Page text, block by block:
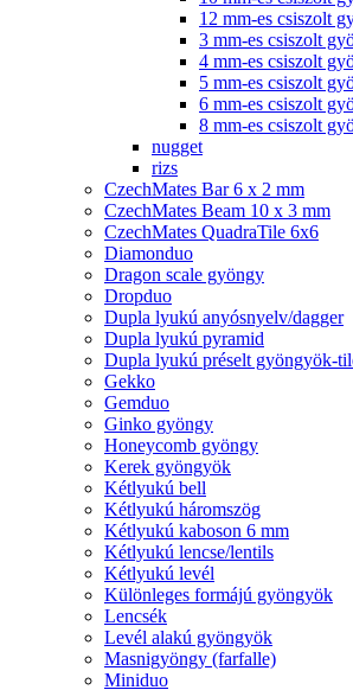
12 mm-es csiszolt
3 mm-es csiszolt
4 mm-es csiszolt
5 mm-es csiszolt
6 mm-es csiszolt
8 mm-es csiszolt
nugget
rizs
CzechMates Bar 6 x 2 mm
CzechMates Beam 10 x 3 mm
CzechMates QuadraTile 6x6
Diamonduo
Dragon scale gyöngy
Dropduo
Dupla lyukú anyósnyelv/dagger
Dupla lyukú pyramid
Dupla lyukú préselt gyöngyök-
Gekko
Gemduo
Ginko gyöngy
Honeycomb gyöngy
Kerek gyöngyök
Kétlyukú bell
Kétlyukú háromszög
Kétlyukú kaboson 6 mm
Kétlyukú lencse/lentils
Kétlyukú levél
Különleges formájú gyöngyök
Lencsék
Levél alakú gyöngyök
Masnigyöngy (farfalle)
Miniduo